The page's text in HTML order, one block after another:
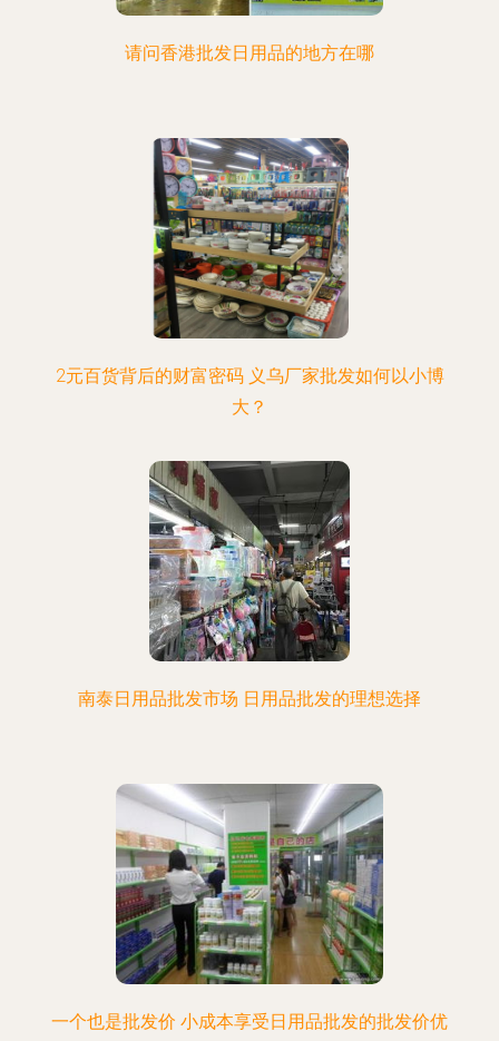
请问香港批发日用品的地方在哪
2元百货背后的财富密码 义乌厂家批发如何以小博
大？
南泰日用品批发市场 日用品批发的理想选择
一个也是批发价 小成本享受日用品批发的批发价优